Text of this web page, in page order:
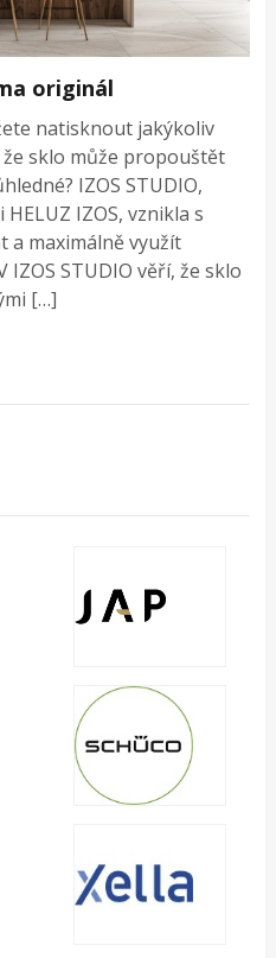
originál
natisknout jakýkoliv
sklo může propouštět
IZOS STUDIO,
IZOS, vznikla s
a maximálně využít
IZOS STUDIO věří, že sklo
[…]